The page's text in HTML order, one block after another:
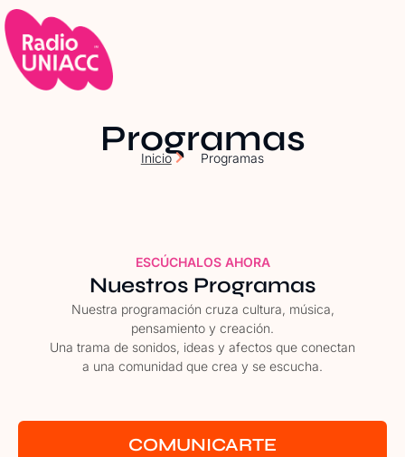
Programas
Inicio Programas
ESCÚCHALOS AHORA
Nuestros Programas
Nuestra programación cruza cultura, música,
pensamiento y creación.
Una trama de sonidos, ideas y afectos que conectan
a una comunidad que crea y se escucha.
COMUNICARTE